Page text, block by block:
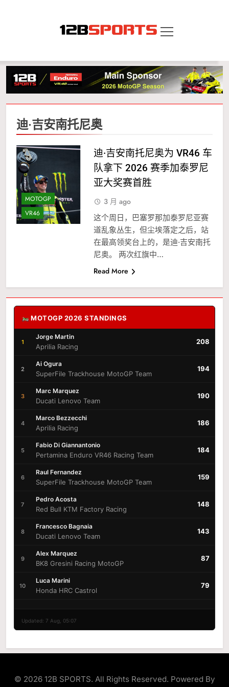
12B SPORTS
迪·吉安南托尼奥
MOTOGP
VR46
迪·吉安南托尼奥为 VR46 车
队拿下 2026 赛季加泰罗尼
亚大奖赛首胜
3 月 ago
这个周日，巴塞罗那加泰罗尼亚赛
道乱象丛生，但尘埃落定之后，站
在最高领奖台上的，是迪·吉安南托
尼奥。 两次红旗中…
Read More
MOTOGP 2026 STANDINGS
1
Jorge Martin
Aprilia Racing
208
2
Ai Ogura
SuperFile Trackhouse MotoGP Team
194
3
Marc Marquez
Ducati Lenovo Team
190
4
Marco Bezzecchi
Aprilia Racing
186
5
Fabio Di Giannantonio
Pertamina Enduro VR46 Racing Team
184
6
Raul Fernandez
SuperFile Trackhouse MotoGP Team
159
7
Pedro Acosta
Red Bull KTM Factory Racing
148
8
Francesco Bagnaia
Ducati Lenovo Team
143
9
Alex Marquez
BK8 Gresini Racing MotoGP
87
10
Luca Marini
Honda HRC Castrol
79
Updated: 7 Aug, 05:07
© 2026 12B SPORTS. All Rights Reserved. Powered By